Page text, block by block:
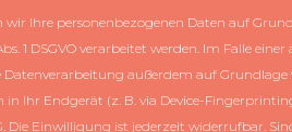
Ihre personenbezogenen Daten auf
1 DSGVO verarbeitet werden. Im Falle
außerdem auf Grundlage
Ihr Endgerät (z. B. via Device-
Die Einwilligung ist jederzeit widerrufbar.